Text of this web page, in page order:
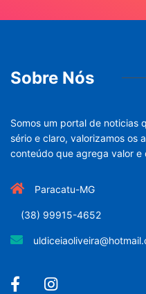
Sobre Nós
Somos um portal de noticias
sério e claro, valorizamos os
conteúdo que agrega valor e
Paracatu-MG
(38) 99915-4652